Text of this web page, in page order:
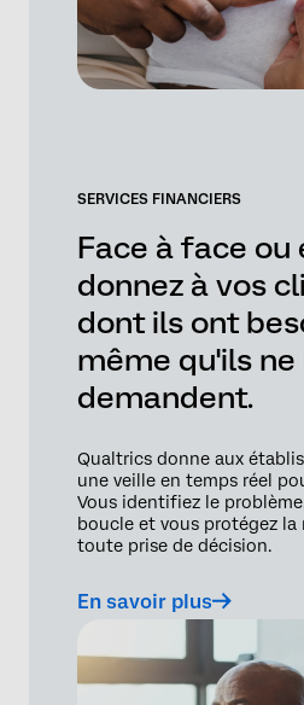
SERVICES FINANCIERS
Face à face ou
donnez à vos
dont ils ont
même qu'ils ne
demandent.
Qualtrics donne aux
une veille en temps réel
Vous identifiez le
boucle et vous protégez
toute prise de décision.
En savoir plus